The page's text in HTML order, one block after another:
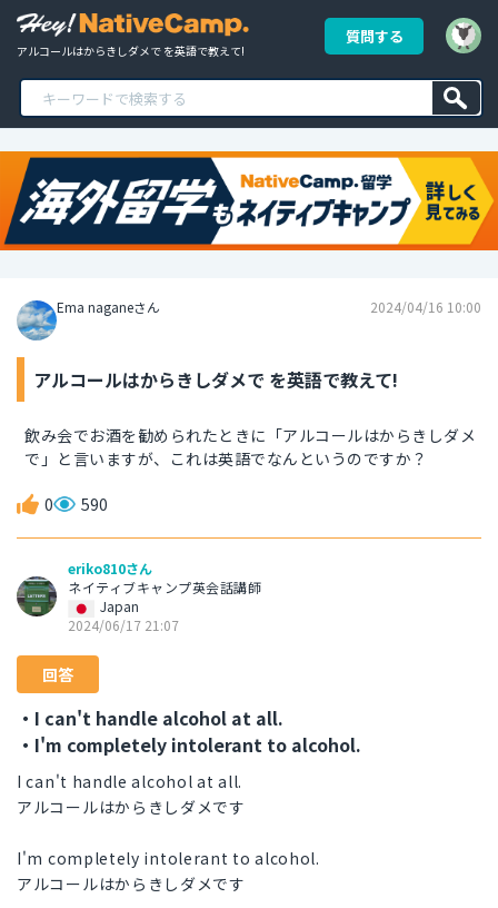
アルコールはからきしダメで を英語で教えて!
質問する
Ema naganeさん 2024/04/16 10:00
アルコールはからきしダメで を英語で教えて!
飲み会でお酒を勧められたときに「アルコールはからきしダメ
で」と言いますが、これは英語でなんというのですか？
0 590
eriko810さん
ネイティブキャンプ英会話講師
Japan
2024/06/17 21:07
回答
・I can't handle alcohol at all.
・I'm completely intolerant to alcohol.
I can't handle alcohol at all.
アルコールはからきしダメです
I'm completely intolerant to alcohol.
アルコールはからきしダメです